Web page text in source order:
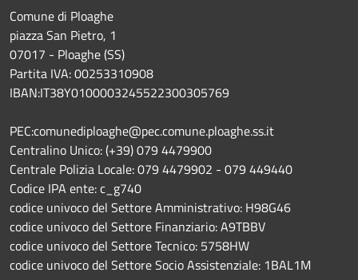
Comune di Ploaghe
piazza San Pietro, 1
07017 - Ploaghe (SS)
Partita IVA: 00253310908
IBAN:IT38Y0100003245522300305769
PEC:comunediploaghe@pec.comune.ploaghe.ss.it
Centralino Unico: (+39) 079 4479900
Centrale Polizia Locale: 079 4479902 - 079 449440
Codice IPA ente: c_g740
codice univoco del Settore Amministrativo: H98G46
codice univoco del Settore Finanziario: A9TBBV
codice univoco del Settore Tecnico: 5758HW
codice univoco del Settore Socio Assistenziale: 1BAL1M